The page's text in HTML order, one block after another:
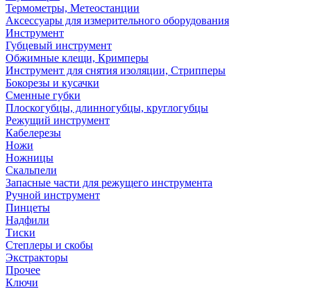
Термометры, Метеостанции
Аксессуары для измерительного оборудования
Инструмент
Губцевый инструмент
Обжимные клещи, Кримперы
Инструмент для снятия изоляции, Стрипперы
Бокорезы и кусачки
Сменные губки
Плоскогубцы, длинногубцы, круглогубцы
Режущий инструмент
Кабелерезы
Ножи
Ножницы
Скальпели
Запасные части для режущего инструмента
Ручной инструмент
Пинцеты
Надфили
Тиски
Степлеры и скобы
Экстракторы
Прочее
Ключи